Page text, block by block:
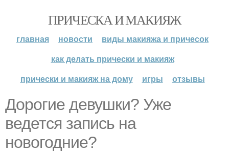
ПРИЧЕСКА И МАКИЯЖ
главная новости
виды макияжа и причесок
как делать прически и макияж
прически и макияж на дому
игры отзывы
Дорогие девушки? Уже
ведется запись на
новогодние?